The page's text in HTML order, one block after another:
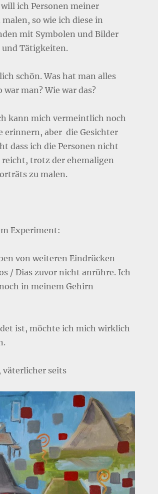
ich Personen meiner
so wie ich diese in
mit Symbolen und Bilder
und Tätigkeiten.
schön. Was hat man alles
man? Wie war das?
kann mich vermeintlich noch
erinnern, aber die Gesichter
dass ich die Personen nicht
reicht, trotz der ehemaligen
zu malen.
Experiment:
von weiteren Eindrücken
/ Dias zuvor nicht anrühre. Ich
in meinem Gehirn
ist, möchte ich mich wirklich
väterlicher seits